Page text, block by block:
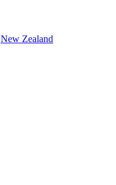
New Zealand